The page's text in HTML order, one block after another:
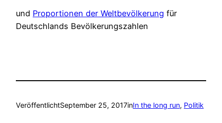
und Proportionen der Weltbevölkerung für
Deutschlands Bevölkerungszahlen
VeröffentlichtSeptember 25, 2017inIn the long run, Politik